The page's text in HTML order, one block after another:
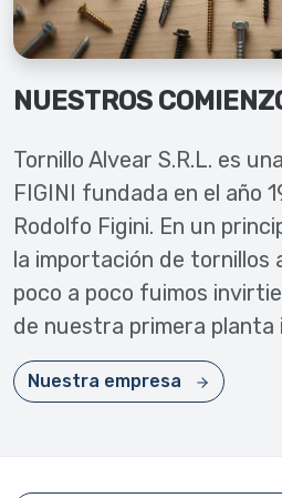
NUESTROS
Tornillo Alvear S.R.L. es
FIGINI fundada en el año
Rodolfo Figini. En un
la importación de
poco a poco fuimos
de nuestra primera planta
Nuestra empresa